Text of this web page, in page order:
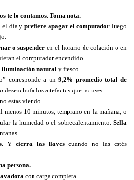
te lo contamos. Toma nota.
el día y prefiere apagar el computadorluego
o suspenderen el horario de colación o en
el computador encendido.
iluminación natural y fresco.
corresponde a un 9,2% promedio total de
desenchufa los artefactos que no uses.
estás viendo.
menos 10 minutos, temprano en la mañana, o
la humedad o el sobrecalentamiento. Sella
Ycierra las llavescuando no las estés
persona.
con carga completa.